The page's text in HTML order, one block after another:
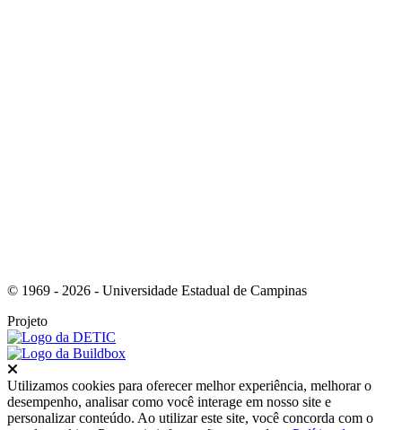
© 1969 - 2026 - Universidade Estadual de Campinas
Projeto
Utilizamos cookies para oferecer melhor experiência, melhorar o
desempenho, analisar como você interage em nosso site e
personalizar conteúdo. Ao utilizar este site, você concorda com o